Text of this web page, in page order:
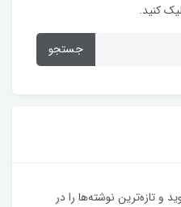
کنید.
جستجو
و تازه‌ترین نوشته‌ها را در